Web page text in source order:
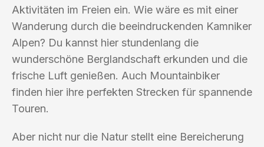
Aktivitäten im Freien ein. Wie wäre es mit einer
Wanderung durch die beeindruckenden Kamniker
Alpen? Du kannst hier stundenlang die
wunderschöne Berglandschaft erkunden und die
frische Luft genießen. Auch Mountainbiker
finden hier ihre perfekten Strecken für spannende
Touren.
Aber nicht nur die Natur stellt eine Bereicherung